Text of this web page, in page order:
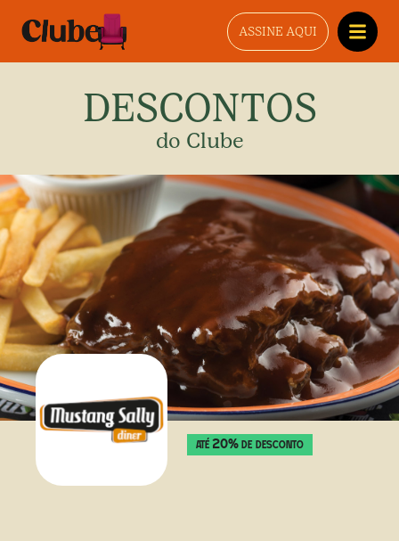
ASSINE AQUI
DESCONTOS
do Clube
ATÉ 20% DE DESCONTO